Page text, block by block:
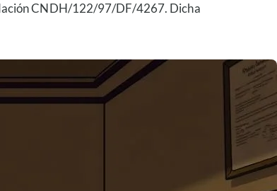
CNDH/122/97/DF/4267. Dicha